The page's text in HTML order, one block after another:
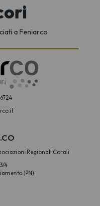
a Feniarco
Regionali Corali
4
(PN)